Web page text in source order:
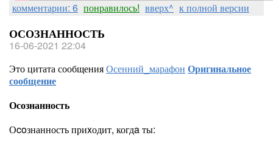
комментарии: 6 понравилось! вверх^ к полной версии
ОСОЗНАННОСТЬ
16-06-2021 22:04
Это цитата сообщенияОсенний_марафон Оригинальное
сообщение
Осознанность
Оcoзнанность приxодит, когдa ты: